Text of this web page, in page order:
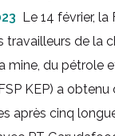
Le 14 février, la
travailleurs de la
mine, du pétrole
KEP) a
après cinq